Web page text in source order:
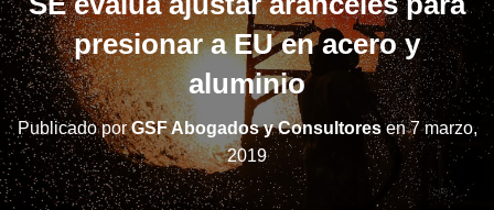
A
R
M
O
D
O
D
E
A
presionar a EU en acero y
aluminio
Publicado porGSF Abogados y Consultoresen7 marzo,
2019